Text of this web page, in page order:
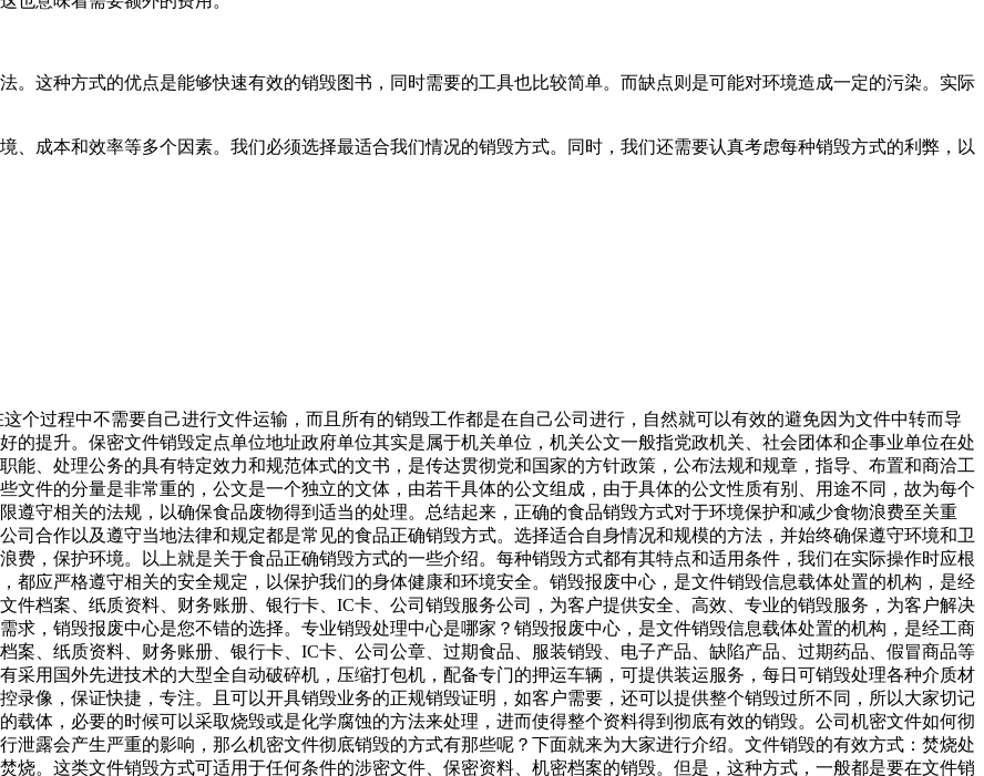
。这种方式的优点是能够快速有效的销毁图书，同时需要的工具也比较简单。而缺点则是可能对环境造成一定的污染。实际
、成本和效率等多个因素。我们必须选择最适合我们情况的销毁方式。同时，我们还需要认真考虑每种销毁方式的利弊，以
个过程中不需要自己进行文件运输，而且所有的销毁工作都是在自己公司进行，自然就可以有效的避免因为文件中转而导
的提升。保密文件销毁定点单位地址政府单位其实是属于机关单位，机关公文一般指党政机关、社会团体和企事业单位在处
能、处理公务的具有特定效力和规范体式的文书，是传达贯彻党和国家的方针政策，公布法规和规章，指导、布置和商洽工
文件的分量是非常重的，公文是一个独立的文体，由若干具体的公文组成，由于具体的公文性质有别、用途不同，故为每个
遵守相关的法规，以确保食品废物得到适当的处理。总结起来，正确的食品销毁方式对于环境保护和减少食物浪费至关重
司合作以及遵守当地法律和规定都是常见的食品正确销毁方式。选择适合自身情况和规模的方法，并始终确保遵守环境和卫
费，保护环境。以上就是关于食品正确销毁方式的一些介绍。每种销毁方式都有其特点和适用条件，我们在实际操作时应根
都应严格遵守相关的安全规定，以保护我们的身体健康和环境安全。销毁报废中心，是文件销毁信息载体处置的机构，是经
件档案、纸质资料、财务账册、银行卡、IC卡、公司销毁服务公司，为客户提供安全、高效、专业的销毁服务，为客户解决
求，销毁报废中心是您不错的选择。专业销毁处理中心是哪家？销毁报废中心，是文件销毁信息载体处置的机构，是经工商
案、纸质资料、财务账册、银行卡、IC卡、公司公章、过期食品、服装销毁、电子产品、缺陷产品、过期药品、假冒商品等
采用国外先进技术的大型全自动破碎机，压缩打包机，配备专门的押运车辆，可提供装运服务，每日可销毁处理各种介质材
录像，保证快捷，专注。且可以开具销毁业务的正规销毁证明，如客户需要，还可以提供整个销毁过所不同，所以大家切记
载体，必要的时候可以采取烧毁或是化学腐蚀的方法来处理，进而使得整个资料得到彻底有效的销毁。公司机密文件如何彻
泄露会产生严重的影响，那么机密文件彻底销毁的方式有那些呢？下面就来为大家进行介绍。文件销毁的有效方式：焚烧处
烧。这类文件销毁方式可适用于任何条件的涉密文件、保密资料、机密档案的销毁。但是，这种方式，一般都是要在文件销